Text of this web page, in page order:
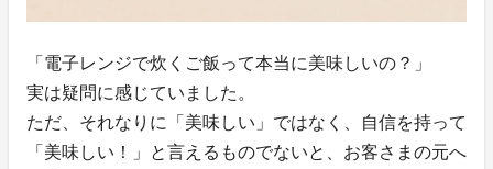
「電子レンジで炊くご飯って本当に美味しいの？」
実は疑問に感じていました。
ただ、それなりに「美味しい」ではなく、自信を持って
「美味しい！」と言えるものでないと、お客さまの元へ